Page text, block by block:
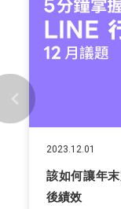
2023.12.01
該如何讓年
後績效